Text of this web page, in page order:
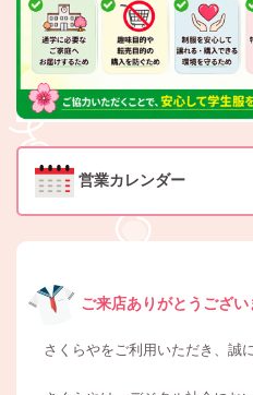
営業カレンダー
ご来店ありがとうござい
さくらやをご利用いただき、誠